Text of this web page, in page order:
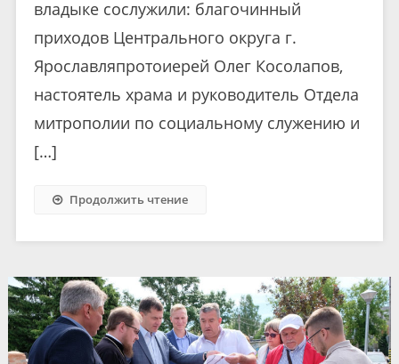
владыке сослужили: благочинный
приходов Центрального округа г.
Ярославляпротоиерей Олег Косолапов,
настоятель храма и руководитель Отдела
митрополии по социальному служению и
[…]
Продолжить чтение